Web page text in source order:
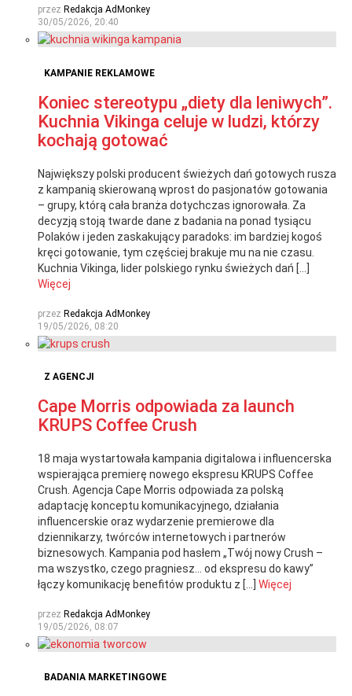
przez Redakcja AdMonkey
30/05/2026, 20:40
KAMPANIE REKLAMOWE
Koniec stereotypu „diety dla leniwych”.
Kuchnia Vikinga celuje w ludzi, którzy
kochają gotować
Największy polski producent świeżych dań gotowych rusza
z kampanią skierowaną wprost do pasjonatów gotowania
– grupy, którą cała branża dotychczas ignorowała. Za
decyzją stoją twarde dane z badania na ponad tysiącu
Polaków i jeden zaskakujący paradoks: im bardziej kogoś
kręci gotowanie, tym częściej brakuje mu na nie czasu.
Kuchnia Vikinga, lider polskiego rynku świeżych dań […]
Więcej
przez Redakcja AdMonkey
19/05/2026, 08:20
Z AGENCJI
Cape Morris odpowiada za launch
KRUPS Coffee Crush
18 maja wystartowała kampania digitalowa i influencerska
wspierająca premierę nowego ekspresu KRUPS Coffee
Crush. Agencja Cape Morris odpowiada za polską
adaptację konceptu komunikacyjnego, działania
influencerskie oraz wydarzenie premierowe dla
dziennikarzy, twórców internetowych i partnerów
biznesowych. Kampania pod hasłem „Twój nowy Crush –
ma wszystko, czego pragniesz… od ekspresu do kawy”
łączy komunikację benefitów produktu z […] Więcej
przez Redakcja AdMonkey
19/05/2026, 08:07
BADANIA MARKETINGOWE